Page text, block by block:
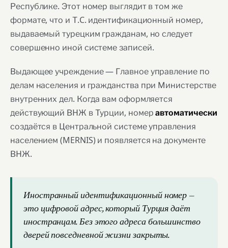
Республике. Этот номер выглядит в том же
формате, что и Т.C. идентификационный номер,
выдаваемый турецким гражданам, но следует
совершенно иной системе записей.
Выдающее учреждение — Главное управление по
делам населения и гражданства при Министерстве
внутренних дел. Когда вам оформляется
действующий ВНЖ в Турции, номеравтоматически
создаётся в Центральной системе управления
населением (MERNIS) и появляется на документе
ВНЖ.
Иностранный идентификационный номер —
это цифровой адрес, который Турция даёт
иностранцам. Без этого адреса большинство
дверей повседневной жизни закрыты.